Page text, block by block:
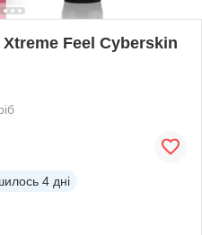
Xtreme Feel Cyberskin
4 дні